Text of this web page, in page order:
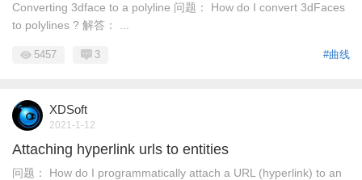
Converting 3dface to a polyline 问题： How do I convert 3dFaces
to polylines ? 解答： ...
#曲线
5457 3
XDSoft
2021-1-12
Attaching hyperlink urls to entities
问题： How do I programmatically attach a URL (hyperlink) to an